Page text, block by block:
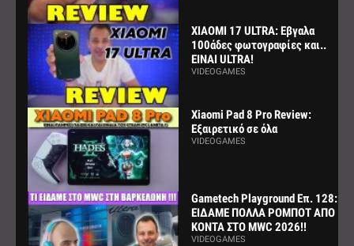
XIAOMI 17 ULTRA: Εβγαλα
100άδες φωτογραφίες και..
ΕΙΝΑΙ ULTRA!
VIDEOGAMES
Xiaomi Pad 8 Pro Review:
Εξαιρετικό σε όλα
VIDEOGAMES
Gametech Playground Επ. 128:
ΕΙΔΑΜΕ ΠΟΛΛΑ ΡΟΜΠΟΤ ΑΠΟ
ΚΟΝΤΑ ΣΤΟ MWC 2026!!
VIDEOGAMES